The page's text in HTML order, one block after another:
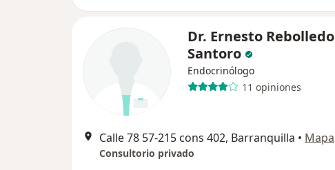
Dr. Ernesto Rebolledo
Santoro
Endocrinólogo
11 opiniones
Calle 78 57-215 cons 402, Barranquilla • Mapa
Consultorio privado